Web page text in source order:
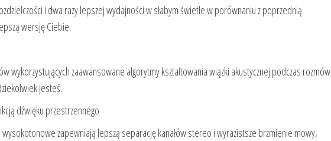
i dwa razy lepszej wydajności w słabym świetle w porównaniu z poprzednią
wersję Ciebie.
wykorzystujących zaawansowane algorytmy kształtowania wiązki akustycznej podczas rozmów
jesteś.
dźwięku przestrzennego
wysokotonowe zapewniają lepszą separację kanałów stereo i wyrazistsze brzmienie mowy,